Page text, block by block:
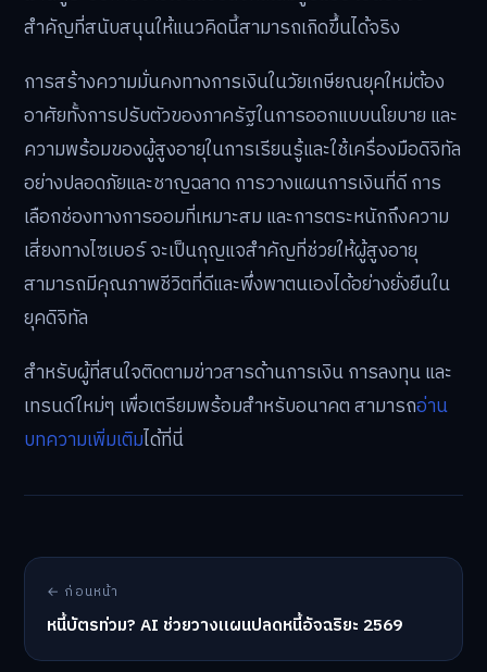
สำคัญที่สนับสนุนให้แนวคิดนี้สามารถเกิดขึ้นได้จริง
การสร้างความมั่นคงทางการเงินในวัยเกษียณยุคใหม่ต้อง
อาศัยทั้งการปรับตัวของภาครัฐในการออกแบบนโยบาย และ
ความพร้อมของผู้สูงอายุในการเรียนรู้และใช้เครื่องมือดิจิทัล
อย่างปลอดภัยและชาญฉลาด การวางแผนการเงินที่ดี การ
เลือกช่องทางการออมที่เหมาะสม และการตระหนักถึงความ
เสี่ยงทางไซเบอร์ จะเป็นกุญแจสำคัญที่ช่วยให้ผู้สูงอายุ
สามารถมีคุณภาพชีวิตที่ดีและพึ่งพาตนเองได้อย่างยั่งยืนใน
ยุคดิจิทัล
สำหรับผู้ที่สนใจติดตามข่าวสารด้านการเงิน การลงทุน และ
เทรนด์ใหม่ๆ เพื่อเตรียมพร้อมสำหรับอนาคต สามารถอ่าน
บทความเพิ่มเติมได้ที่นี่
← ก่อนหน้า
หนี้บัตรท่วม? AI ช่วยวางแผนปลดหนี้อัจฉริยะ 2569